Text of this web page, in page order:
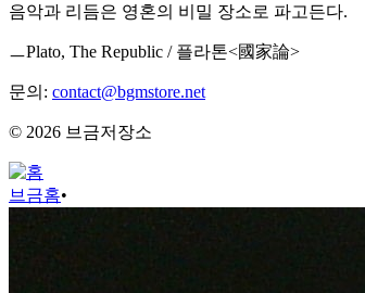
음악과 리듬은 영혼의 비밀 장소로 파고든다.
ㅡPlato, The Republic / 플라톤<國家論>
문의: contact@bgmstore.net
© 2026 브금저장소
브금홈•